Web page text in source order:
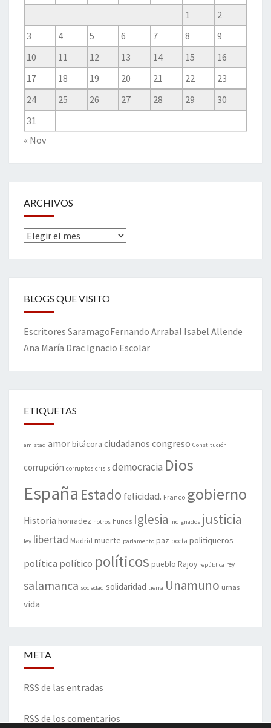
1
2
3
4 5 6 7 8
9
10
11 12 13 14 15
16
17
18 19 20 21 22
23
24
25 26 27 28 29
30
31
« Nov
ARCHIVOS
Archivos
BLOGS QUE VISITO
Escritores SaramagoFernando Arrabal Isabel Allende
Ana María Drac Ignacio Escolar
ETIQUETAS
amistad amorbitácora ciudadanos congreso Constitución
corrupción corruptos crisis democracia Dios
España Estado felicidad. Franco gobierno
Historia honradez hotros hunos Iglesia indignados justicia
ley libertad Madrid muerte parlamento paz poeta politiqueros
política político políticos pueblo Rajoy república rey
salamanca sociedad solidaridad tierra Unamuno urnas
vida
META
RSS de las entradas
RSS de los comentarios